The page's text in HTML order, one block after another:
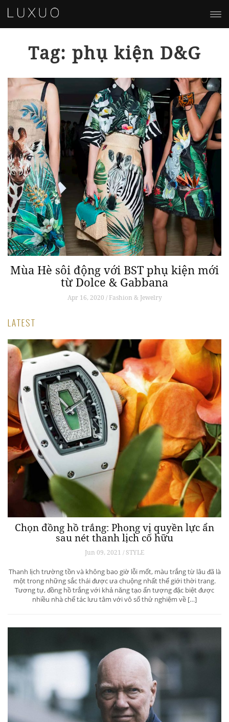
Tag: phụ kiện D&G
Mùa Hè sôi động với BST phụ kiện mới
từ Dolce & Gabbana
Apr 16, 2020 / Fashion & Jewelry
LATEST
Chọn đồng hồ trắng: Phong vị quyền lực ẩn
sau nét thanh lịch cố hữu
Jun 09, 2021 / STYLE
Thanh lịch trường tồn và không bao giờ lỗi mốt, màu trắng từ lâu đã là
một trong những sắc thái được ưa chuộng nhất thế giới thời trang.
Tương tự, đồng hồ trắng với khả năng tạo ấn tượng đặc biệt được
nhiều nhà chế tác lưu tâm với vô số thử nghiệm về […]